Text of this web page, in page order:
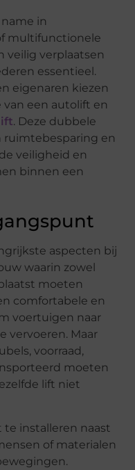
in
multifunctionele
veilig verplaatsen
essentieel.
eigenaren kiezen
een autolift en
. Deze dubbele
ruimtebesparing en
veiligheid en
binnen een
aspecten bij
waarin zowel
moeten
comfortabele en
voertuigen naar
vervoeren. Maar
voorraad,
moeten
lift niet
te installeren naast
of materialen